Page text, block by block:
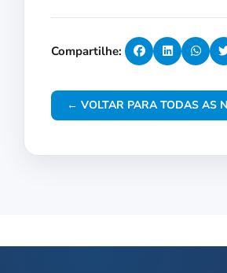
Compartilhe:
← VOLTAR PARA TODAS AS